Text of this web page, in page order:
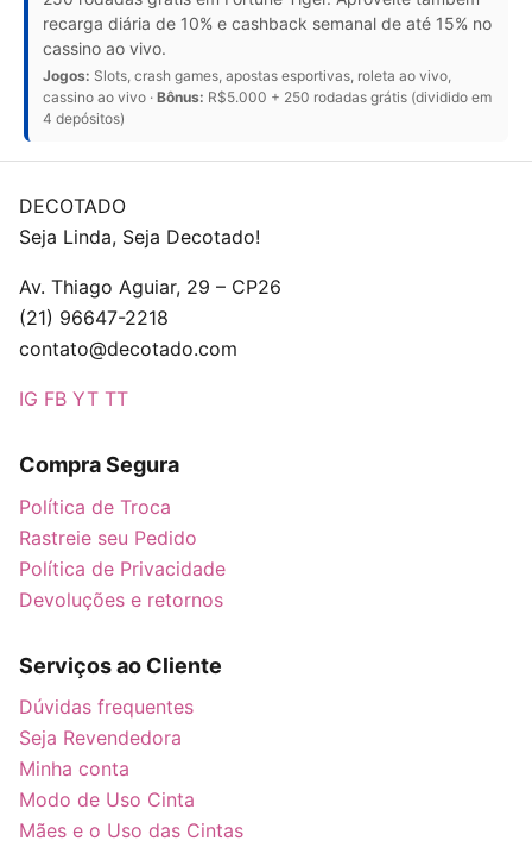
recarga diária de 10% e cashback semanal de até 15% no
cassino ao vivo.
Jogos: Slots, crash games, apostas esportivas, roleta ao vivo,
cassino ao vivo · Bônus: R$5.000 + 250 rodadas grátis (dividido em
4 depósitos)
DECOTADO
Seja Linda, Seja Decotado!
Av. Thiago Aguiar, 29 – CP26
(21) 96647-2218
contato@decotado.com
IG FB YT TT
Compra Segura
Política de Troca
Rastreie seu Pedido
Política de Privacidade
Devoluções e retornos
Serviços ao Cliente
Dúvidas frequentes
Seja Revendedora
Minha conta
Modo de Uso Cinta
Mães e o Uso das Cintas